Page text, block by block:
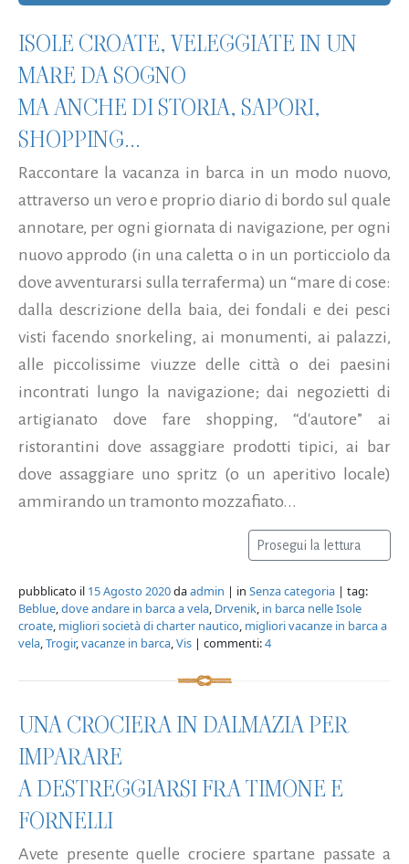
ISOLE CROATE, VELEGGIATE IN UN
MARE DA SOGNO
MA ANCHE DI STORIA, SAPORI,
SHOPPING...
Raccontare la vacanza in barca in un modo nuovo,
attraverso un vero e proprio diario di bordo sul quale
annotare, per ogni giornata di navigazione, per ogni
nuovo approdo (in una caletta o in un porticciolo da
dove avventurarsi sulla terraferma) un “mare di cose:
dalla descrizione della baia, dei fondali e dei pesci
visti facendo snorkeling, ai monumenti, ai palazzi,
alle piccolissime viuzze delle città o dei paesini
incontrati lungo la navigazione; dai negozietti di
artigianato dove fare shopping, “d'autore” ai
ristorantini dove assaggiare prodotti tipici, ai bar
dove assaggiare uno spritz (o un aperitivo locale)
ammirando un tramonto mozzafiato...
Prosegui la lettura
pubblicato il 15 Agosto 2020daadmin | in Senza categoria | tag:
Beblue,dove andare in barca a vela, Drvenik, in barca nelle Isole
croate, migliori società di charter nautico, migliori vacanze in barca a
vela,Trogir,vacanze in barca,Vis | commenti:4
UNA CROCIERA IN DALMAZIA PER
IMPARARE
A DESTREGGIARSI FRA TIMONE E
FORNELLI
Avete presente quelle crociere spartane passate a